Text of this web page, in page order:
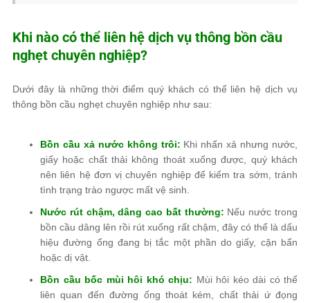
Khi nào có thể liên hệ dịch vụ thông bồn cầu
nghẹt chuyên nghiệp?
Dưới đây là những thời điểm quý khách có thể liên hệ dịch vụ
thông bồn cầu nghẹt chuyên nghiệp như sau:
Bồn cầu xả nước không trôi: Khi nhấn xả nhưng nước,
giấy hoặc chất thải không thoát xuống được, quý khách
nên liên hệ đơn vị chuyên nghiệp để kiểm tra sớm, tránh
tình trạng trào ngược mất vệ sinh.
Nước rút chậm, dâng cao bất thường: Nếu nước trong
bồn cầu dâng lên rồi rút xuống rất chậm, đây có thể là dấu
hiệu đường ống đang bị tắc một phần do giấy, cặn bẩn
hoặc dị vật.
Bồn cầu bốc mùi hôi khó chịu: Mùi hôi kéo dài có thể
liên quan đến đường ống thoát kém, chất thải ứ đọng